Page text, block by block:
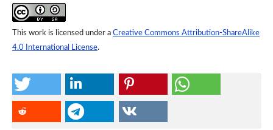
This work is licensed under a Creative Commons Attribution-ShareAlike
4.0 International License.